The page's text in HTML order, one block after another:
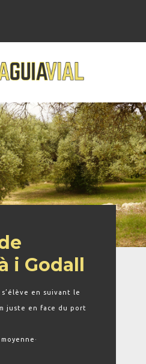
i Godall
en suivant le
juste en face du port
moyenne·